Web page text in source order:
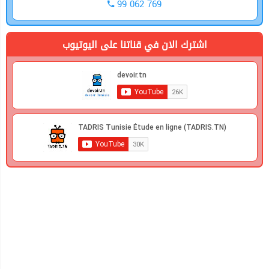
99 062 769
اشترك الان في قناتنا على اليوتيوب